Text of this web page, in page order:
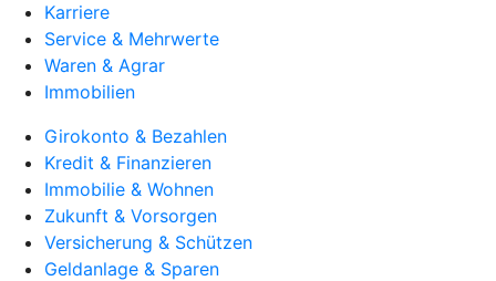
Karriere
Service & Mehrwerte
Waren & Agrar
Immobilien
Girokonto & Bezahlen
Kredit & Finanzieren
Immobilie & Wohnen
Zukunft & Vorsorgen
Versicherung & Schützen
Geldanlage & Sparen